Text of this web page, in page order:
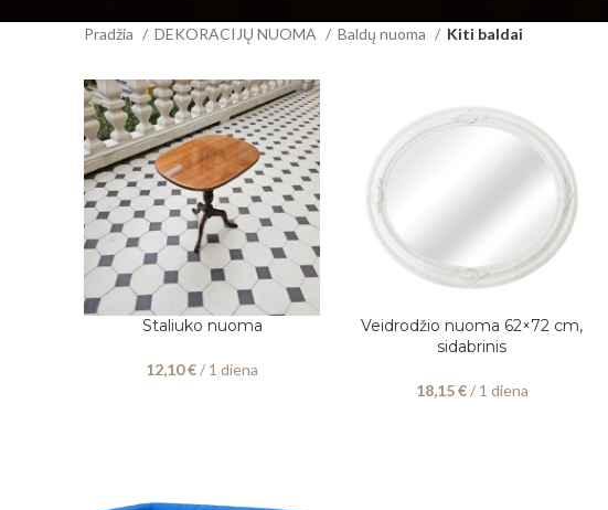
Pradžia DEKORACIJŲ NUOMA Baldų nuoma Kiti baldai
PASIRINKITE DATAS
Staliuko nuoma
12,10€/ 1 diena
PASIRINKITE DATAS
Veidrodžio nuoma 62×72 cm,
sidabrinis
18,15€/ 1 diena